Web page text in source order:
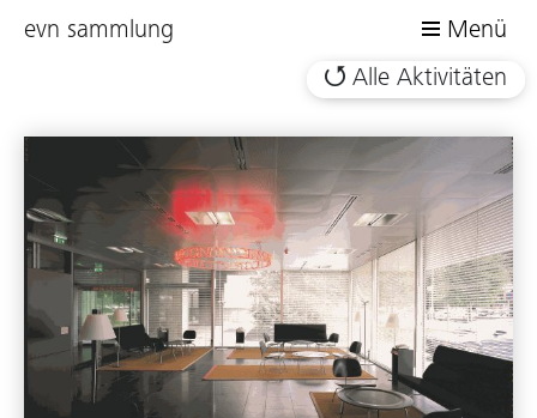
evn sammlung
Menü
Alle Aktivitäten